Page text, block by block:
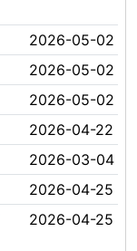
2026-05-02
2026-05-02
2026-05-02
2026-04-22
2026-03-04
2026-04-25
2026-04-25